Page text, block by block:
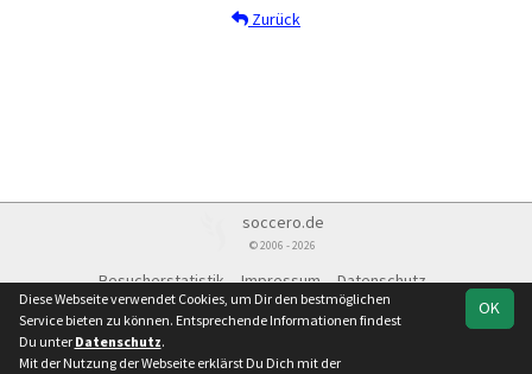
Zurück
soccero.de
© 2006 - 2026
Besucherstatistik Impressum
Datenschutz
OK
Diese Webseite verwendet Cookies, um Dir den bestmöglichen
Service bieten zu können. Entsprechende Informationen findest
Du unter Datenschutz.
Mit der Nutzung der Webseite erklärst Du Dich mit der